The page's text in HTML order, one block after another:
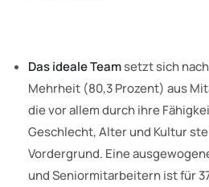
Das ideale Teamsetzt sich
Mehrheit (80,3 Prozent) aus
die vor allem durch ihre
Geschlecht, Alter und Kultur
Vordergrund. Eine
und Seniormitarbeitern ist für